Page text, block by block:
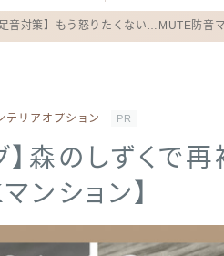
足音対策】もう怒りたくない…MUTE防音
テリアオプション PR
】森のしずくで
ンション】